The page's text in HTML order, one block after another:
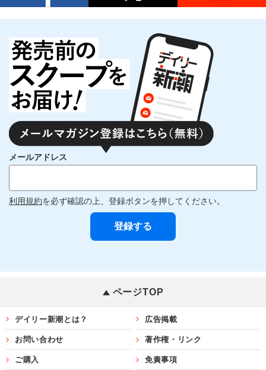
メールアドレス
利用規約を必ず確認の上、登録ボタンを押してください。
ページTOP
デイリー新潮とは？ 広告掲載
お問い合わせ 著作権・リンク
ご購入 免責事項